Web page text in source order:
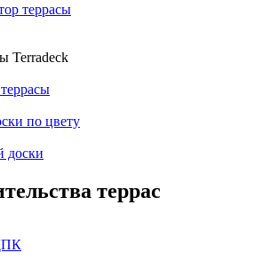
террасы
Terradeck
по цвету
доски
террас